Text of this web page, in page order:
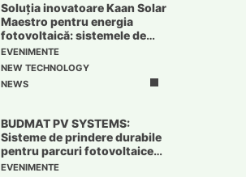
Soluția inovatoare Kaan Solar
Maestro pentru energia
fotovoltaică: sistemele de
urmărire solară
EVENIMENTE
NEW TECHNOLOGY
NEWS
BUDMAT PV SYSTEMS:
Sisteme de prindere durabile
pentru parcuri fotovoltaice
de mari dimensiuni
EVENIMENTE